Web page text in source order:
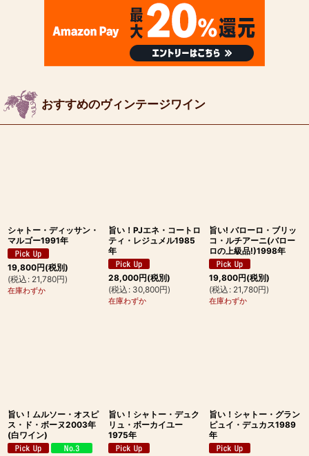
おすすめのヴィンテージワイン
シャトー・ディッサン・
マルゴー1991年
19,800円(税別)
(税込 : 21,780円)
在庫わずか
旨い！PJエネ・コートロ
ティ・レジュメル1985
年
28,000円(税別)
(税込 : 30,800円)
在庫わずか
旨い! バローロ・ブリッ
コ・ルチアーニ(バロー
ロの上級品!)1998年
19,800円(税別)
(税込 : 21,780円)
在庫わずか
旨い！ムルソー・オスピ
ス・ド・ボーヌ2003年
(白ワイン)
旨い！シャトー・デュク
リュ・ボーカイユー
1975年
旨い！シャトー・グラン
ピュイ・デュカス1989
年